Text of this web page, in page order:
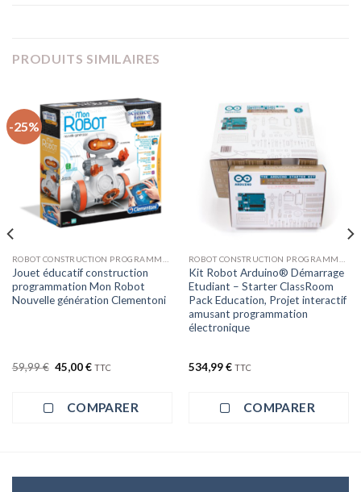
PRODUITS SIMILAIRES
-25%
Jouet éducatif construction
programmation Mon Robot
Nouvelle génération Clementoni
59,99€ Le
prix
59,99 €.
45,00€Le
45,00 €.
TTC
COMPARER
Kit Robot Arduino® Démarrage
Etudiant – Starter ClassRoom
Pack Education, Projet interactif
amusant programmation
électronique
534,99€ TTC
COMPARER